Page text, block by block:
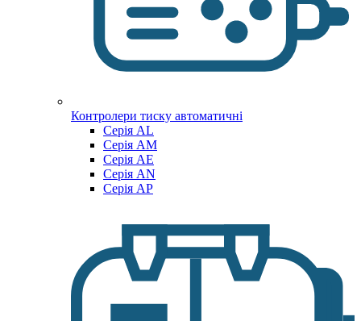
Контролери тиску автоматичні
Cерія AL
Cерія AM
Серія AE
Серія AN
Серія AP